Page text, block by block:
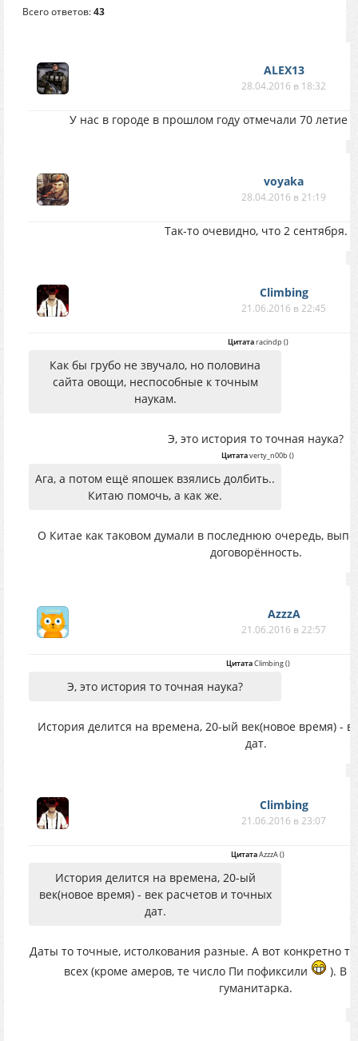
Всего ответов:43
ALEX13
28.04.2016 в 18:32
У нас в городе в прошлом году отмечали 70 летие
voyaka
28.04.2016 в 21:19
Так-то очевидно, что 2 сентября.
Climbing
21.06.2016 в 22:45
Цитатаracindp ()
Как бы грубо не звучало, но половина
сайта овощи, неспособные к точным
наукам.
Э, это история то точная наука?
Цитатаverty_n00b ()
Ага, а потом ещё япошек взялись долбить..
Китаю помочь, а как же.
О Китае как таковом думали в последнюю очередь,
договорённость.
AzzzA
21.06.2016 в 22:57
ЦитатаClimbing()
Э, это история то точная наука?
История делится на времена, 20-ый век(новое время) -
дат.
Climbing
21.06.2016 в 23:07
ЦитатаAzzzA()
История делится на времена, 20-ый
век(новое время) - век расчетов и точных
дат.
Даты то точные, истолкования разные. А вот конкретно
всех (кроме амеров, те число Пи пофиксили
). В
гуманитарка.